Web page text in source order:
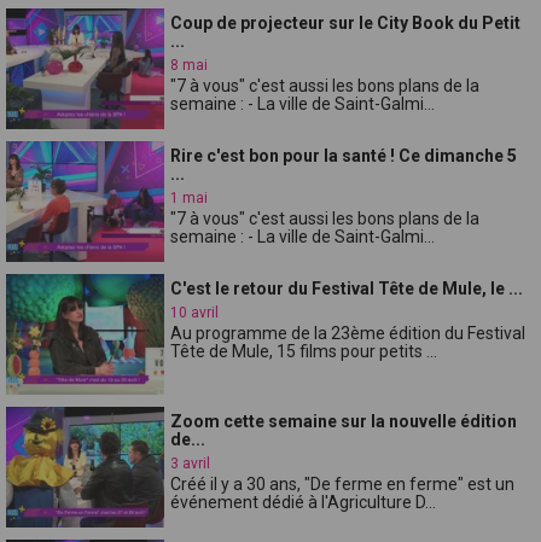
Coup de projecteur sur le City Book du Petit
...
8 mai
"7 à vous" c'est aussi les bons plans de la
semaine : - La ville de Saint-Galmi...
Rire c'est bon pour la santé ! Ce dimanche 5
...
1 mai
"7 à vous" c'est aussi les bons plans de la
semaine : - La ville de Saint-Galmi...
C'est le retour du Festival Tête de Mule, le ...
10 avril
Au programme de la 23ème édition du Festival
Tête de Mule, 15 films pour petits ...
Zoom cette semaine sur la nouvelle édition
de...
3 avril
Créé il y a 30 ans, "De ferme en ferme" est un
événement dédié à l'Agriculture D...